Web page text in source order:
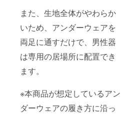
また、生地全体がやわらか
いため、アンダーウェアを
両足に通すだけで、男性器
は専用の居場所に配置でき
ます。
※本商品が想定しているアン
ダーウェアの履き方に沿っ